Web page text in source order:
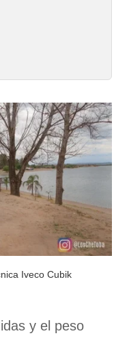
Iveco Cubik
y el peso